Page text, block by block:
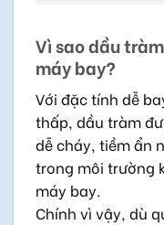
Vì sao dầu
máy bay?
Với đặc tính dễ
thấp, dầu tràm
dễ cháy, tiềm ẩn
trong môi trường
máy bay.
Chính vì vậy, dù